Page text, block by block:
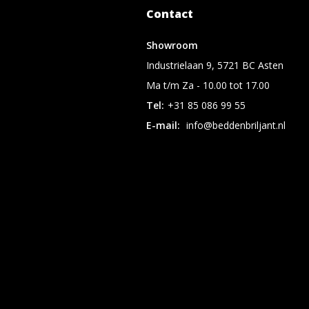
Contact
Showroom
Industrielaan 9, 5721 BC Asten
Ma t/m Za - 10.00 tot 17.00
Tel: +31 85 086 99 55
E-mail: info@beddenbriljant.nl